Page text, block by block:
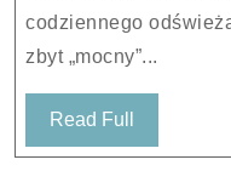
codziennego
zbyt „mocny”...
Read Full
Full